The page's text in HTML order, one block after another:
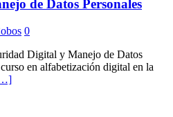
de Datos Personales
0
Digital y Manejo de Datos
en alfabetización digital en la